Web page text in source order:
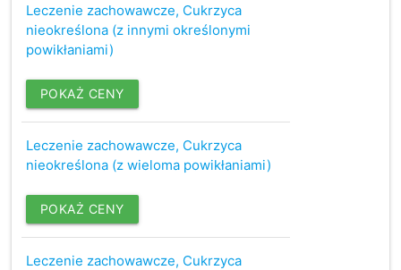
Leczenie zachowawcze, Cukrzyca
nieokreślona (z innymi określonymi
powikłaniami)
POKAŻ CENY
Leczenie zachowawcze, Cukrzyca
nieokreślona (z wieloma powikłaniami)
POKAŻ CENY
Leczenie zachowawcze, Cukrzyca